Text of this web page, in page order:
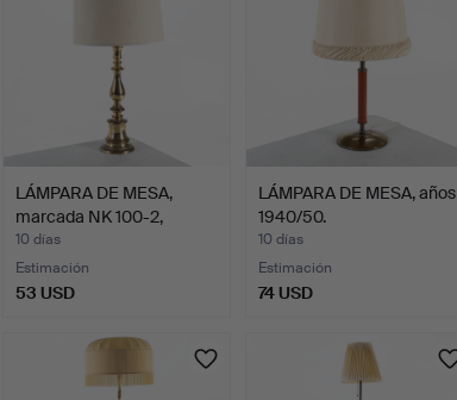
LÁMPARA DE MESA,
marcada NK 100-2,
segunda…
10 días
Estimación
53 USD
LÁMPARA DE MESA, años
1940/50.
10 días
Estimación
74 USD